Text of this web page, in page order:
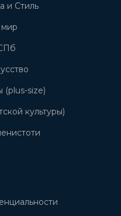
и Стиль
size)
культуры)